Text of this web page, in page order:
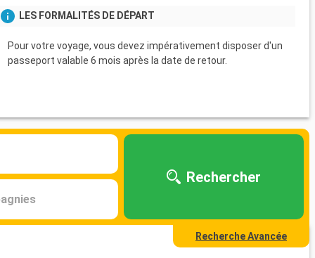
LES FORMALITÉS DE DÉPART
Pour votre voyage, vous devez impérativement disposer d'un
passeport valable 6 mois après la date de retour.
Rechercher
Recherche Avancée